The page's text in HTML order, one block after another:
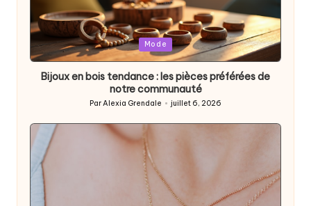
Posted
in
Mode
Bijoux en bois tendance : les pièces préférées de
notre communauté
Posted
ParAlexia Grendale juillet 6, 2026